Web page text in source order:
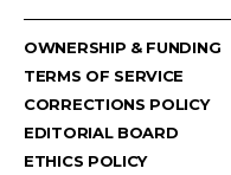
OWNERSHIP & FUNDING
TERMS OF SERVICE
CORRECTIONS POLICY
EDITORIAL BOARD
ETHICS POLICY